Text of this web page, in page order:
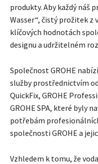
produkty. Aby každý náš
Wasser“, čistý prožitek z
klíčových hodnotách
designu a udržitelném
Společnost GROHE
služby prostřednictvím
QuickFix, GROHE
GROHE SPA, které byly
potřebám
společnosti GROHE a
Vzhledem k tomu, že